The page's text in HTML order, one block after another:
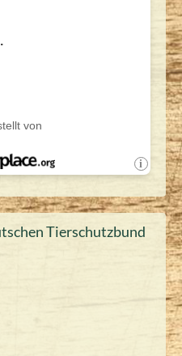
Tierschutzbund